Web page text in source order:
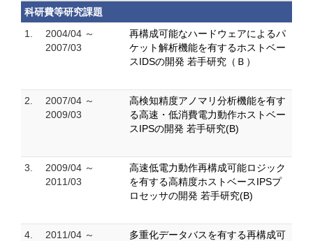
科研費等研究課題
1.
2004/04 ～
2007/03
再構成可能なハードウェアによるパ
ケット解析機能を有するホストベー
スIDSの開発 若手研究（Ｂ）
2.
2007/04 ～
2009/03
高検知精度アノマリ分析機能を有す
る高速・低消費電力動作ホストベー
スIPSの開発 若手研究(B)
3.
2009/04 ～
2011/03
高速低電力動作再構成可能ロジック
を有する高精度ホストベースIPSプ
ロセッサの開発 若手研究(B)
4.
2011/04 ～
多重化データバスを有する再構成可